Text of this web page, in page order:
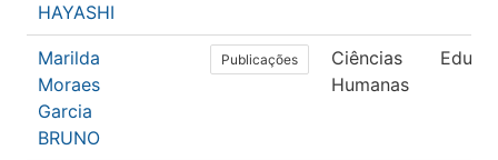
HAYASHI
Marilda
Moraes
Garcia
BRUNO
Publicações
Ciências
Humanas